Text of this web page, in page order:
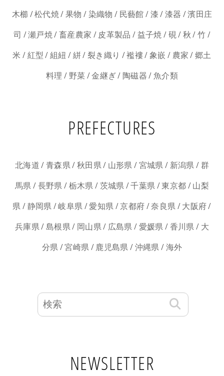
木櫛 /松代焼 /果物 / 染織物 / 民藝館 / 漆 / 漆器 /濱田庄
司 /瀬戸焼 /畜産農家 / 皮革製品 / 益子焼 / 硯/ 秋 /竹 /
米 / 紅型 /組紐 / 絣/裂き織り /襤褸/ 象嵌 / 農家 /郷土
料理 / 野菜 /金継ぎ/ 陶磁器 /魚介類
PREFECTURES
北海道 / 青森県/ 秋田県/ 山形県 / 宮城県 / 新潟県 / 群
馬県 / 長野県 / 栃木県 / 茨城県 /千葉県 /東京都 / 山梨
県 / 静岡県 /岐阜県 /愛知県 /京都府 /奈良県 / 大阪府/
兵庫県/ 島根県/ 岡山県/ 広島県 / 愛媛県 / 香川県 / 大
分県 /宮崎県 / 鹿児島県 / 沖縄県 / 海外
NEWSLETTER